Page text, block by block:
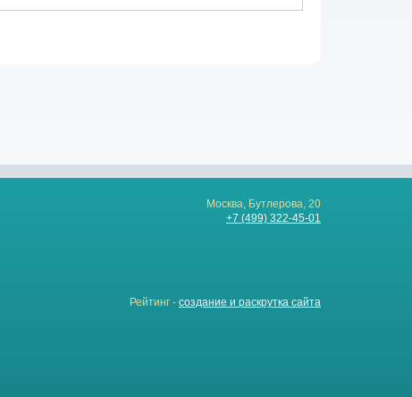
Москва, Бутлерова, 20
+7 (499) 322-45-01
Рейтинг - создание и раскрутка сайта